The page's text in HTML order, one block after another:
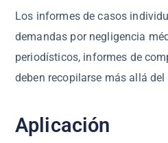
Los informes de casos
demandas por negligencia
periodísticos, informes de
deben recopilarse más allá
Aplicación